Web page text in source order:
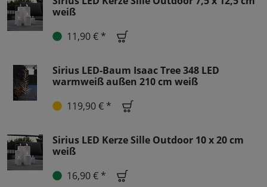
weiß
11,90 € *
Sirius LED-Baum Isaac Tree 348 LED
warmweiß außen 210 cm weiß
119,90 € *
Sirius LED Kerze Sille Outdoor 10 x 20 cm
weiß
16,90 € *